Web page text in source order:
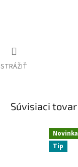
STRÁŽIŤ
Súvisiaci tovar
Novinka
Tip